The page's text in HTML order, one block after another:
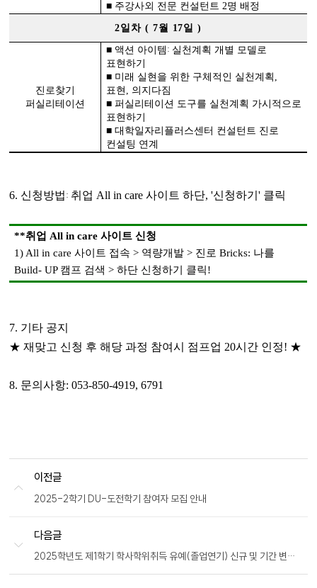
■ 주강사외 전문 컨설턴트 2명 배정
2일차 ( 7월 17일)
진로찾기
퍼실리테이션
■ 액션 아이템 : 실천계획 개별 모델로
표현하기
■ 미래 실현을 위한 구체적인 실천계획 ,
표현 , 의지다짐
■ 퍼실리테이션 도구를 실천계획 가시적으로
표현하기
■ 대학일자리플러스센터 컨설턴트 진로
컨설팅 연계
6. 신청방법: 취업 All in care사이트 하단, '신청하기' 클릭
**취업 All in care 사이트 신청
1) All in care 사이트 접속 > 역량개발 > 진로 Bricks: 나를
Build- UP 캠프 검색 > 하단 신청하기 클릭!
7. 기타 공지
★재맞고 신청 후 해당 과정 참여시 점프업 20시간 인정! ★
8. 문의사항: 053-850-4919, 6791
이전글
2025-2학기 DU-도전학기 참여자 모집 안내
다음글
2025학년도 제1학기 학사학위취득 유예(졸업연기) 신규 및 기간 변경 신청 안내